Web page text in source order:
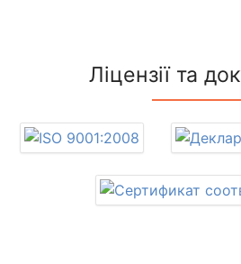
Ліцензії та